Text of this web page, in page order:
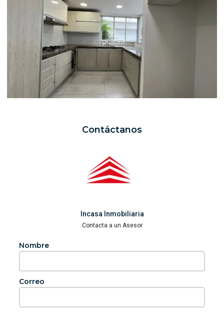
Contáctanos
Incasa Inmobiliaria
Contacta a un Asesor
Nombre
Correo